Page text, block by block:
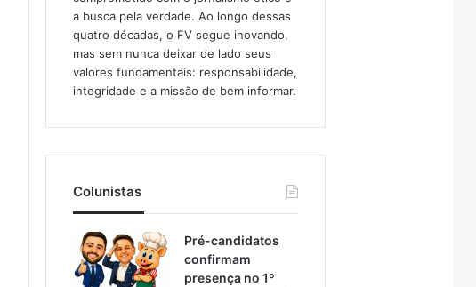
a busca pela verdade. Ao longo dessas
quatro décadas, o FV segue inovando,
mas sem nunca deixar de lado seus
valores fundamentais: responsabilidade,
integridade e a missão de bem informar.​
Colunistas
Pré-candidatos
confirmam
presença no 1º